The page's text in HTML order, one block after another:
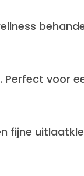
Perfect voor
fijne